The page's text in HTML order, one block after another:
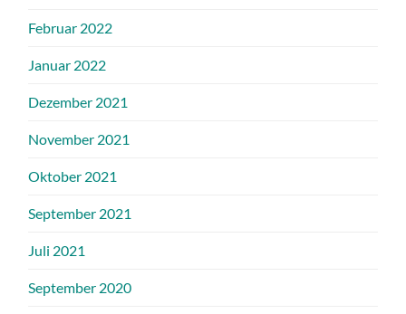
Februar 2022
Januar 2022
Dezember 2021
November 2021
Oktober 2021
September 2021
Juli 2021
September 2020